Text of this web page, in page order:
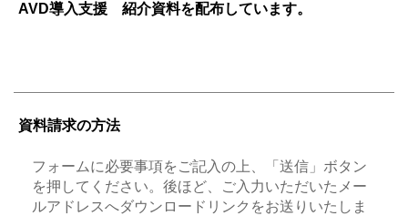
AVD導入支援 紹介資料を配布しています。
資料請求の方法
フォームに必要事項をご記入の上、「送信」ボタン
を押してください。後ほど、ご入力いただいたメー
ルアドレスへダウンロードリンクをお送りいたしま